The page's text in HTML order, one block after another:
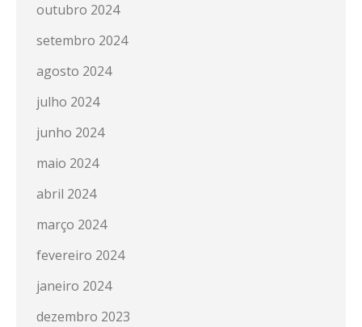
outubro 2024
setembro 2024
agosto 2024
julho 2024
junho 2024
maio 2024
abril 2024
março 2024
fevereiro 2024
janeiro 2024
dezembro 2023